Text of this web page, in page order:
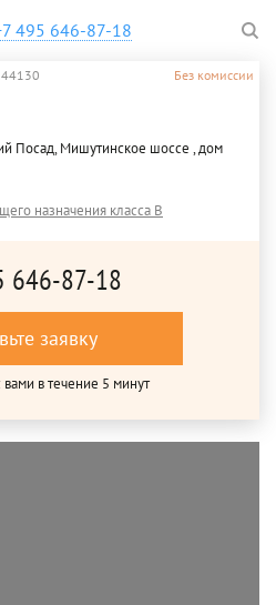
495 646-87-18
Без комиссии
Посад, Мишутинское шоссе , дом
назначения класса B
646-87-18
заявку
в течение 5 минут